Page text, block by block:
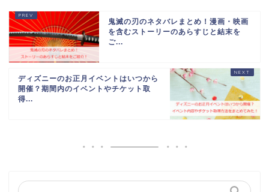
鬼滅の刃のネタバレまとめ！漫画・映画
を含むストーリーのあらすじと結末を
ご...
ディズニーのお正月イベントはいつから
開催？期間内のイベントやチケット取
得...